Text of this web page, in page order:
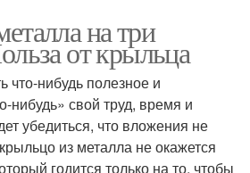
на три
от крыльца
что-нибудь полезное и
нибудь» свой труд, время и
убедиться, что вложения не
из металла не окажется
годится только на то, чтобы